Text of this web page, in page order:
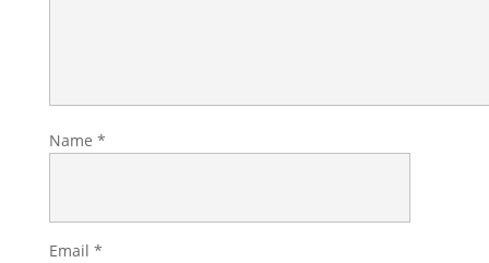
Name *
Email *